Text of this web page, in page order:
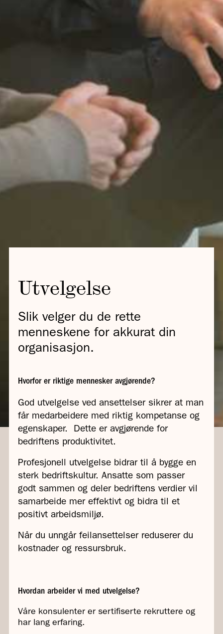
Utvelgelse
Slik velger du de rette
menneskene for akkurat din
organisasjon.
Hvorfor er riktige mennesker avgjørende?
God utvelgelse ved ansettelser sikrer at man
får medarbeidere med riktig kompetanse og
egenskaper. Dette er avgjørende for
bedriftens produktivitet.
Profesjonell utvelgelse bidrar til å bygge en
sterk bedriftskultur. Ansatte som passer
godt sammen og deler bedriftens verdier vil
samarbeide mer effektivt og bidra til et
positivt arbeidsmiljø.
Når du unngår feilansettelser reduserer du
kostnader og ressursbruk.
Hvordan arbeider vi med utvelgelse?
Våre konsulenter er sertifiserte rekruttere og
har lang erfaring.